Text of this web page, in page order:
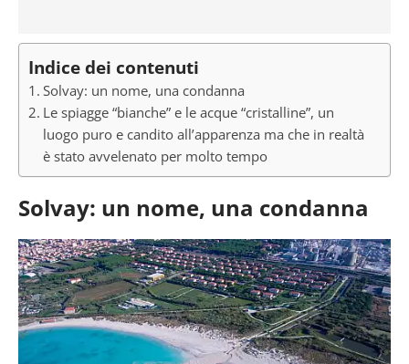
Indice dei contenuti
Solvay: un nome, una condanna
Le spiagge “bianche” e le acque “cristalline”, un
luogo puro e candito all’apparenza ma che in realtà
è stato avvelenato per molto tempo
Solvay: un nome, una condanna